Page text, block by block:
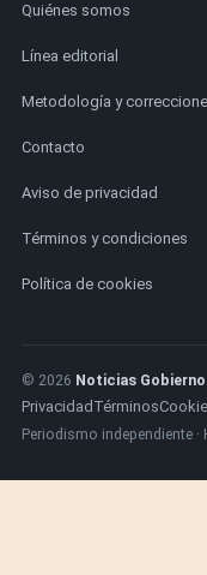
Quiénes somos
Línea editorial
Metodología y
Contacto
Aviso de privacidad
Términos y condiciones
Política de cookies
© 2026 Noticias Gobierno
Privacidad Términos
Periodismo independiente